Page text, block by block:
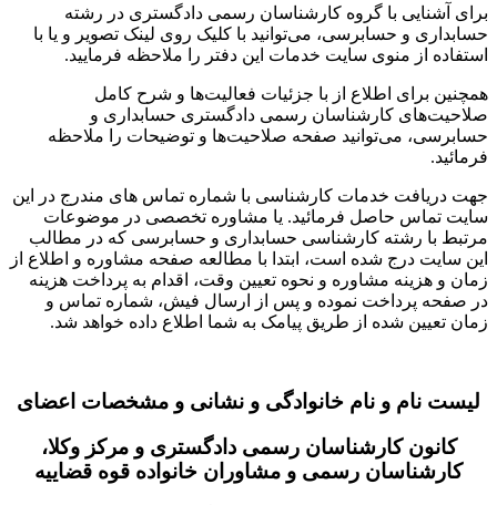
گروه کارشناسان رسمی دادگستری در رشته
می‌توانید با کلیک روی لینک تصویر و یا با
سایت خدمات این دفتر را ملاحظه فرمایید.
از با جزئیات فعالیت‌‌ها و شرح کامل
رسمی دادگستری حسابداری و
صفحه صلاحیت‌ها و توضیحات را ملاحظه
کارشناسی با شماره تماس های مندرج در این
فرمائید. یا مشاوره تخصصی در موضوعات
کارشناسی حسابداری و حسابرسی که در مطالب
است، ابتدا با مطالعه صفحه مشاوره و اطلاع از
و نحوه تعیین وقت، اقدام به پرداخت هزینه
نموده و پس از ارسال فیش، شماره تماس و
از طریق پیامک به شما اطلاع داده خواهد شد.
نام خانوادگی و نشانی و مشخصات اعضای
رسمی دادگستری و مرکز وکلا،
رسمی و مشاوران خانواده قوه قضاییه